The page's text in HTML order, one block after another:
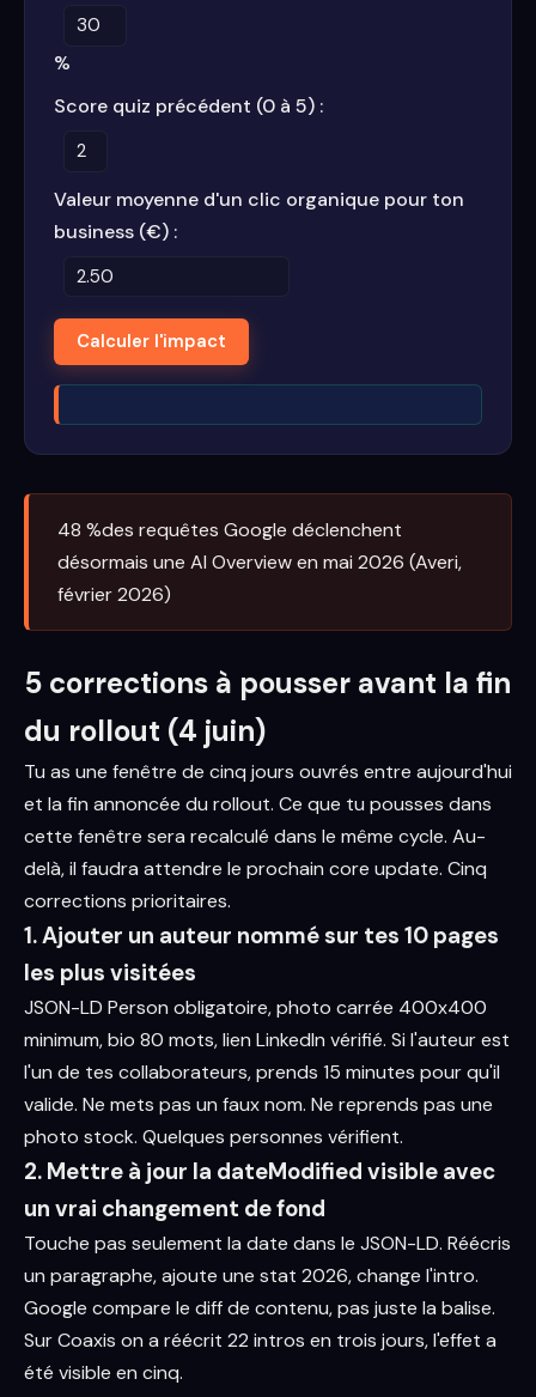
%
Score quiz précédent (0 à 5) :
Valeur moyenne d'un clic organique pour ton
business (€) :
Calculer l'impact
48 %des requêtes Google déclenchent
désormais une AI Overview en mai 2026 (Averi,
février 2026)
5 corrections à pousser avant la fin
du rollout (4 juin)
Tu as une fenêtre de cinq jours ouvrés entre aujourd'hui
et la fin annoncée du rollout. Ce que tu pousses dans
cette fenêtre sera recalculé dans le même cycle. Au-
delà, il faudra attendre le prochain core update. Cinq
corrections prioritaires.
1. Ajouter un auteur nommé sur tes 10 pages
les plus visitées
JSON-LD Person obligatoire, photo carrée 400x400
minimum, bio 80 mots, lien LinkedIn vérifié. Si l'auteur est
l'un de tes collaborateurs, prends 15 minutes pour qu'il
valide. Ne mets pas un faux nom. Ne reprends pas une
photo stock. Quelques personnes vérifient.
2. Mettre à jour la dateModified visible avec
un vrai changement de fond
Touche pas seulement la date dans le JSON-LD. Réécris
un paragraphe, ajoute une stat 2026, change l'intro.
Google compare le diff de contenu, pas juste la balise.
Sur Coaxis on a réécrit 22 intros en trois jours, l'effet a
été visible en cinq.